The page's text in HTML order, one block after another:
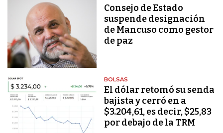
Consejo de Estado
suspende designación
de Mancuso como gestor
de paz
BOLSAS
El dólar retomó su senda
bajista y cerró en a
$3.204,61, es decir, $25,83
por debajo de la TRM